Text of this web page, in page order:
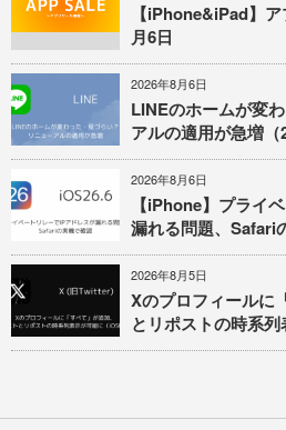
【iPhone&iPad】
月6日
2026年8月6日
LINEのホームが変
アルの適用が急増（
2026年8月6日
【iPhone】プライ
漏れる問題、Safari
2026年8月5日
Xのプロフィールに
とリポストの時系列